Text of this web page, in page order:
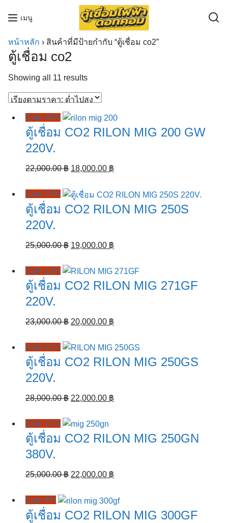
เมนู
หน้าหลัก › สินค้าที่มีป้ายกำกับ “ตู้เชื่อม co2”
ตู้เชื่อม co2
Showing all 11 resultsSorted
price:
low
to
Sale 18%
ตู้เชื่อม CO2 RILON MIG 200 GW
220V.
22,000.00฿ Original
was:
22,000.00 ฿.
18,000.00 ฿
is:
18,000.00 ฿.
Sale 24%
ตู้เชื่อม CO2 RILON MIG 250S
220V.
25,000.00฿ Original
was:
25,000.00 ฿.
19,000.00 ฿
is:
19,000.00 ฿.
Sale 13%
ตู้เชื่อม CO2 RILON MIG 271GF
220V.
23,000.00฿ Original
was:
23,000.00 ฿.
20,000.00 ฿
is:
20,000.00 ฿.
Sale 21%
ตู้เชื่อม CO2 RILON MIG 250GS
220V.
28,000.00฿ Original
was:
28,000.00 ฿.
22,000.00 ฿
22,000.00 ฿.
Sale 12%
ตู้เชื่อม CO2 RILON MIG 250GN
380V.
25,000.00฿ Original
was:
25,000.00 ฿.
22,000.00 ฿
is:
22,000.00 ฿.
Sale 9%
ตู้เชื่อม CO2 RILON MIG 300GF